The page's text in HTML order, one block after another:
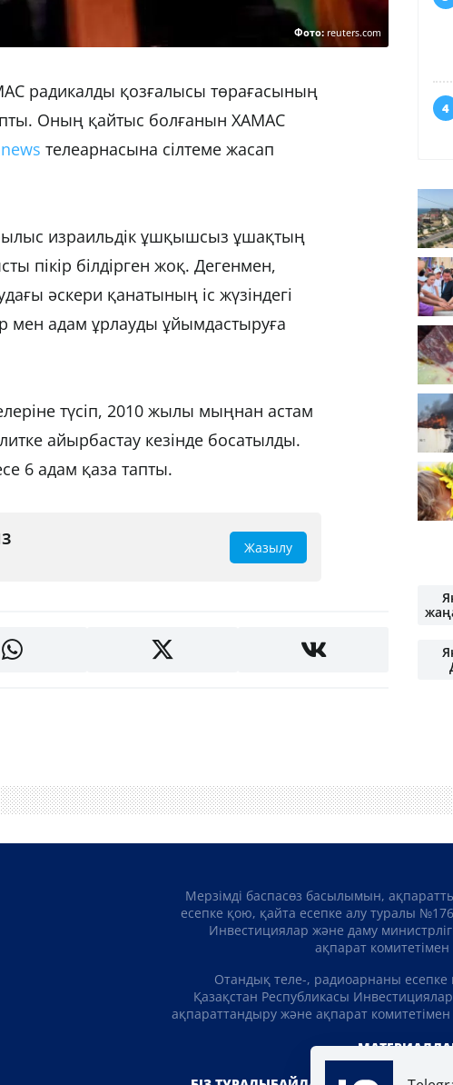
Фото: reuters.com
радикалды қозғалысы төрағасының
Оның қайтыс болғанын ХАМАС
телеарнасына сілтеме жасап
израильдік ұшқышсыз ұшақтың
пікір білдірген жоқ. Дегенмен,
әскери қанатының іс жүзіндегі
мен адам ұрлауды ұйымдастыруға
түсіп, 2010 жылы мыңнан астам
айырбастау кезінде босатылды.
6 адам қаза тапты.
Жазылу
Мерзімді баспасөз басылымын,
есепке қою, қайта есепке алу туралы
Инвестициялар және даму
ақпарат
Отандық теле-, радиоарнаны есепке
Қазақстан Республикасы
ақпараттандыру және ақпарат